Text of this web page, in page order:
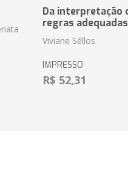
Da interpretação
regras
Viviane Séllos
IMPRESSO
R$ 52,31